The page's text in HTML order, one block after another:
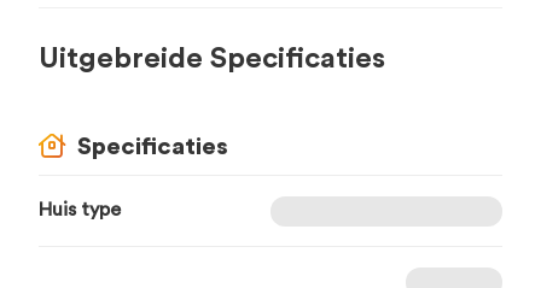
Uitgebreide Specificaties
Specificaties
Huis type